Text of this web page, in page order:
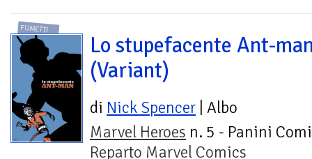
FUMETTI
Lo stupefacente Ant-
(Variant)
di Nick Spencer | Albo
Marvel Heroes n. 5 - Panini
Reparto Marvel Comics